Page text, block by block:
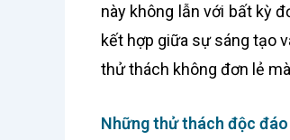
này không lẫn với bất kỳ
kết hợp giữa sự sáng tạo
thử thách không đơn lẻ
Những thử thách độc